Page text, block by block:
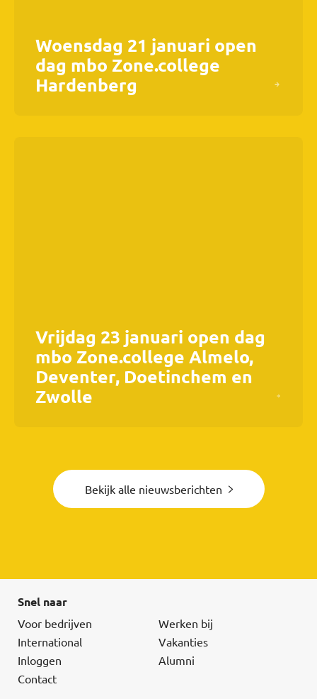
Woensdag 21 januari open
dag mbo Zone.college
Hardenberg
Vrijdag 23 januari open dag
mbo Zone.college Almelo,
Deventer, Doetinchem en
Zwolle
Bekijk alle nieuwsberichten
Snel naar
Voor bedrijven
Werken bij
International
Vakanties
Inloggen
Alumni
Contact